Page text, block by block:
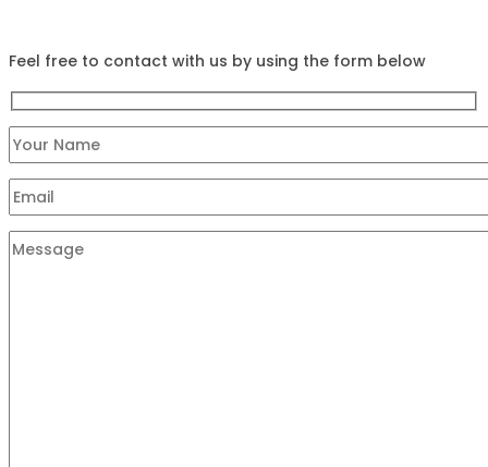
Feel free to contact with us by using the form below